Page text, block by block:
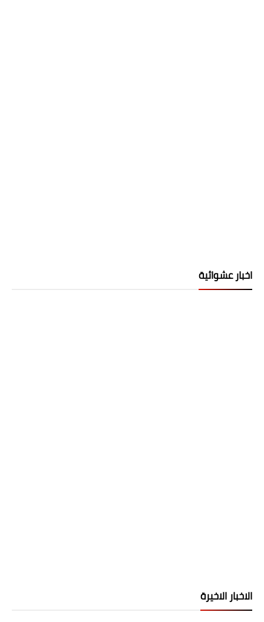
اخبار عشوائية
الاخبار الاخيرة